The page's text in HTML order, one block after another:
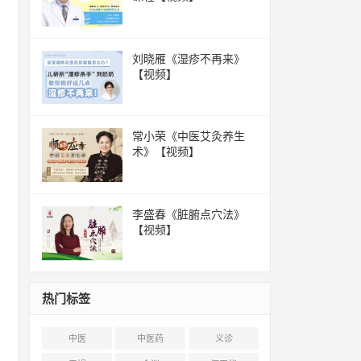
刘晓雁《湿疹不再来》
【视频】
常小荣《中医艾灸养生
术》【视频】
李盛春《脏腑点穴法》
【视频】
热门标签
中医 中医药 义诊